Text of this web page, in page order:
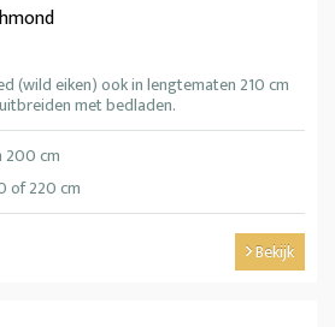
(wild eiken) ook in lengtematen 210 cm
met bedladen.
200 cm
of 220 cm
Bekijk